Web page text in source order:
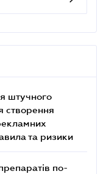
штучного
створення
та ризики
по-